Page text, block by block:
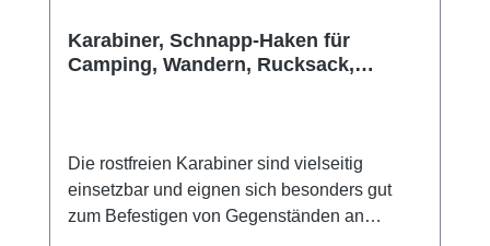
Karabiner, Schnapp-Haken für
Camping, Wandern, Rucksack,
Die rostfreien Karabiner sind vielseitig
einsetzbar und eignen sich besonders gut
zum Befestigen von Gegenständen an